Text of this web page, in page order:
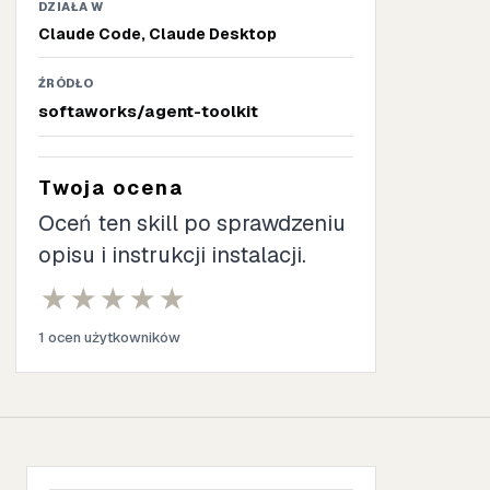
DZIAŁA W
Claude Code, Claude Desktop
ŹRÓDŁO
softaworks/agent-toolkit
Twoja ocena
Oceń ten skill po sprawdzeniu
opisu i instrukcji instalacji.
★ ★ ★ ★ ★
1 ocen użytkowników